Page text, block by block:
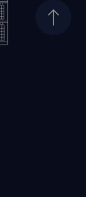
Haut